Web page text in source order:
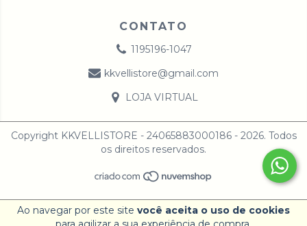
Ao navegar por este site você aceita o uso de cookies
CONTATO
1195196-1047
kkvellistore@gmail.com
LOJA VIRTUAL
Copyright KKVELLISTORE - 24065883000186 - 2026. Todos
os direitos reservados.